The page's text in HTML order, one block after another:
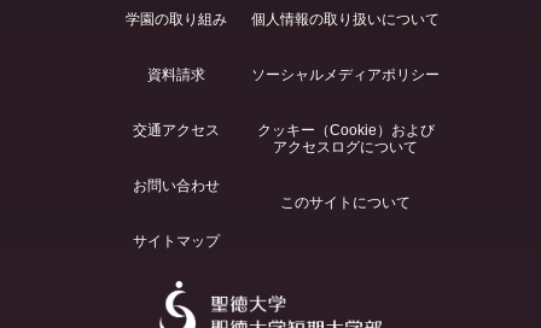
学園の取り組み
資料請求
交通アクセス
お問い合わせ
サイトマップ
個人情報の取り扱いについて
ソーシャルメディアポリシー
クッキー（Cookie）および
アクセスログについて
このサイトについて